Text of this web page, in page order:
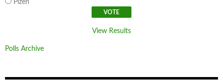
Plzeň
View Results
Polls Archive